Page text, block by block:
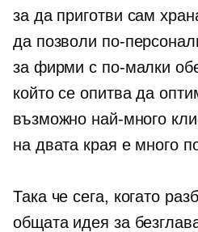
за да приготви сам
да позволи по-
за фирми с по-малки
който се опитва да
възможно най-много
на двата края е много
Така че сега, когато
общата идея за